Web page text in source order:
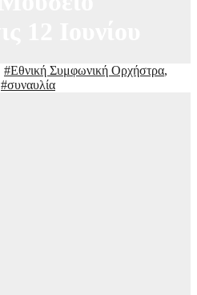
#Εθνική Συμφωνική Ορχήστρα,
#συναυλία